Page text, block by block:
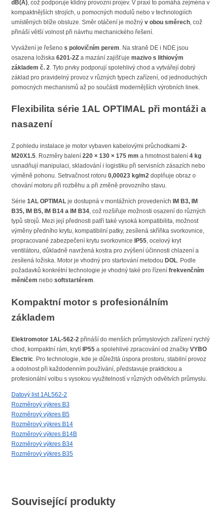
dB(A) , což podporuje klidný provozní projev. V praxi to pomáhá zejména v
kompaktnějších strojích, u pomocných modulů nebo v technologiích
umístěných blíže obsluze. Směr otáčení je možný v obou směrech , což
přináší větší volnost při návrhu mechanického řešení.
Vyvážení je řešeno s polovičním perem . Na straně DE i NDE jsou
osazena ložiska 6201-2Z a mazání zajišťuje mazivo s lithiovým
základem č. 2 . Tyto prvky podporují spolehlivý chod a vytvářejí dobrý
základ pro pravidelný provoz v různých typech zařízení, od jednoduchých
pomocných mechanismů až po součásti modernějších výrobních linek.
Flexibilita série 1AL OPTIMAL při montáži a
nasazení
Z pohledu instalace je motor vybaven kabelovými průchodkami 2-
M20X1.5. Rozměry balení 220 × 130 × 175 mm a hmotnost balení 4 kg
usnadňují manipulaci, skladování i logistiku při servisních zásazích nebo
výměně pohonu. Setrvačnost rotoru 0,00023 kg/m2 doplňuje obraz o
chování motoru při rozběhu a při změně provozního stavu.
Série 1AL OPTIMAL je dostupná v montážních provedeních
IM B3, IM
B35, IM B5, IM B14 a IM B34, což rozšiřuje možnosti osazení do různých
typů strojů. Mezi její přednosti patří také vysoká kompatibilita, možnost
výměny předního krytu, kompatibilní patky, zesílená skříňka svorkovnice,
propracované zabezpečení krytu svorkovnice
IP55, ocelový kryt
ventilátoru, důkladně navržená kostra pro zvýšení účinnosti chlazení a
zesílená ložiska. Motor je vhodný pro startování metodou DOL. Podle
požadavků konkrétní technologie je vhodný také pro řízení frekvenčním
měničem nebo softstartérem.
Kompaktní motor s profesionálním
základem
Elektromotor 1AL-562-2 přináší do menších průmyslových zařízení rychlý
chod, kompaktní rám, krytí IP55 a spolehlivé zpracování od značky VYBO
Electric . Pro technologie, kde je důležitá úspora prostoru, stabilní provoz
a odolnost při každodenním používání, představuje praktickou a
profesionální volbu s vysokou využitelností v různých odvětvích průmyslu.
Datový list 1AL562-2
Rozměrový výkres B3
Rozměrový výkres B5
Rozměrový výkres B14
Rozměrový výkres B14B
Rozměrový výkres B34
Rozměrový výkres B35
Související produkty